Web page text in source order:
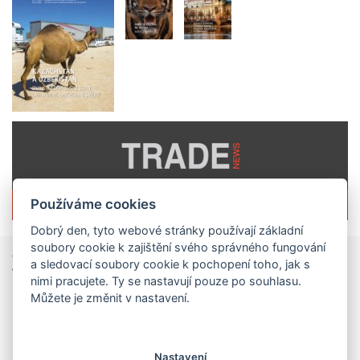
Více informací o časopisu »
Zprávyze světa obchodu
Používáme cookies
Dobrý den, tyto webové stránky používají základní
soubory cookie k zajištění svého správného fungování
a sledovací soubory cookie k pochopení toho, jak s
nimi pracujete. Ty se nastavují pouze po souhlasu.
Můžete je změnit v nastavení.
Nastavení